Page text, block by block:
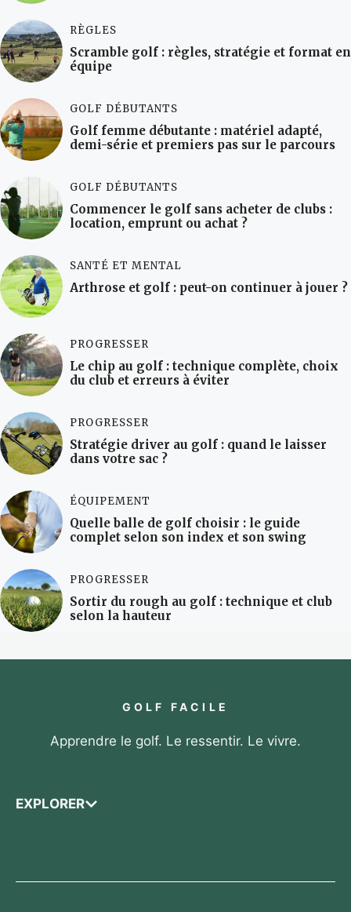
RÈGLES
Scramble golf : règles, stratégie et format en
équipe
GOLF DÉBUTANTS
Golf femme débutante : matériel adapté,
demi-série et premiers pas sur le parcours
GOLF DÉBUTANTS
Commencer le golf sans acheter de clubs :
location, emprunt ou achat ?
SANTÉ ET MENTAL
Arthrose et golf : peut-on continuer à jouer ?
PROGRESSER
Le chip au golf : technique complète, choix
du club et erreurs à éviter
PROGRESSER
Stratégie driver au golf : quand le laisser
dans votre sac ?
ÉQUIPEMENT
Quelle balle de golf choisir : le guide
complet selon son index et son swing
PROGRESSER
Sortir du rough au golf : technique et club
selon la hauteur
GOLF FACILE
Apprendre le golf. Le ressentir. Le vivre.
EXPLORER